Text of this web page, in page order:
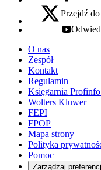
x - otwiera się w
Przejdź
youtube -
O nas
Zespół
Kontakt
Regulamin
Księgarnia
Wolters Kluwer
FEPI
FPOP
Mapa strony
Polityka
Pomoc
Zarządzaj